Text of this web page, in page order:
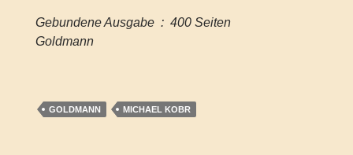
Gebundene Ausgabe ‏ : ‎ 400 Seiten
Goldmann
GOLDMANN MICHAEL KOBR